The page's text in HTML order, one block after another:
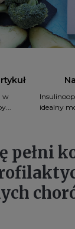
w
idealny
pełni